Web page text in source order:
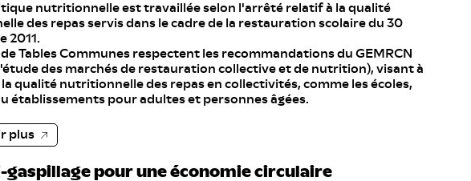
de goûts
E 623 Glutamate de Calcium
E 624 Glutamate d’Ammonium
E 625 Diglutamate de Magnésium
E 212 Benzoate de Potassium
nutritionnelle est travaillée selon l'arrêté relatif à la qualité
des repas servis dans le cadre de la restauration scolaire du 30
2011.
de Tables Communes respectent les recommandations du GEMRCN
des marchés de restauration collective et de nutrition), visant à
qualité nutritionnelle des repas en collectivités, comme les écoles,
établissements pour adultes et personnes âgées.
plus
gaspillage pour une économie circulaire